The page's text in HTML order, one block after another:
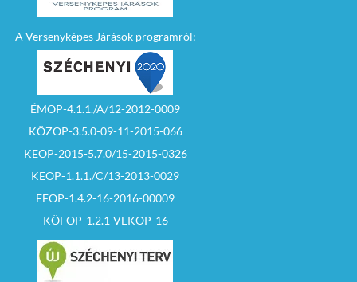
A Versenyképes Járások programról:
ÉMOP-4.1.1./A/12-2012-0009
KÖZOP-3.5.0-09-11-2015-066
KEOP-2015-5.7.0/15-2015-0326
KEOP-1.1.1./C/13-2013-0029
EFOP-1.4.2-16-2016-00009
KÖFOP-1.2.1-VEKOP-16